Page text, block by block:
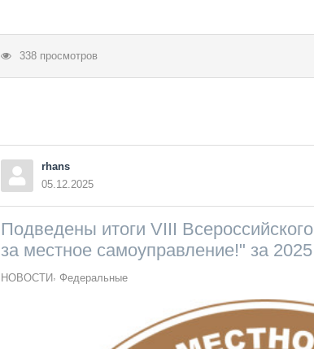
338 просмотров
rhans
05.12.2025
Подведены итоги VIII
за местное самоуправление!" за
НОВОСТИ Федеральные